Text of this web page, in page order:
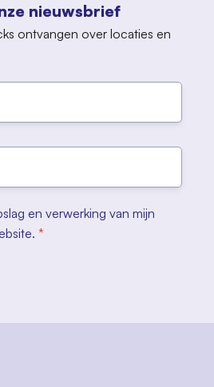
nieuwsbrief
ontvangen over locaties en
en verwerking van mijn
*